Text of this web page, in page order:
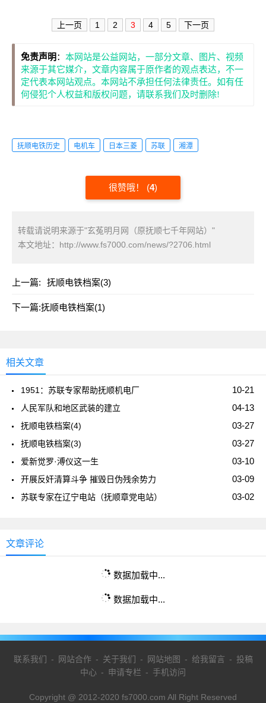
上一页 1 2 3 4 5 下一页
免责声明 ： 本网站是公益网站，一部分文章、图片、视频
来源于其它媒介，文章内容属于原作者的观点表达，不一
定代表本网站观点。本网站不承担任何法律责任。如有任
何侵犯个人权益和版权问题，请联系我们及时删除!
抚顺电铁历史 电机车 日本三菱 苏联 湘潭
很赞哦！ (4)
转载请说明来源于"玄菟明月网（原抚顺七千年网站）"
本文地址： http://www.fs7000.com/news/?2706.html
上一篇: 抚顺电铁档案(3)
下一篇:抚顺电铁档案(1)
相关文章
10-21
1951：苏联专家帮助抚顺机电厂
04-13
人民军队和地区武装的建立
03-27
抚顺电铁档案(4)
03-27
抚顺电铁档案(3)
03-10
爱新觉罗·溥仪这一生
03-09
开展反奸清算斗争 摧毁日伪残余势力
03-02
苏联专家在辽宁电站（抚顺章党电站）
文章评论
数据加载中...
数据加载中...
联系我们 - 网站合作- 关于我们 - 网站地图 - 给我留言 - 投稿
中心 - 申请专栏 - 手机访问
Copyright @ 2012-2020 fs7000.com All Right Reserved